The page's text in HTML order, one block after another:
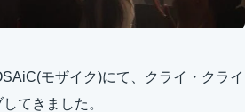
モザイク)にて、クライ・クライ
てきました。